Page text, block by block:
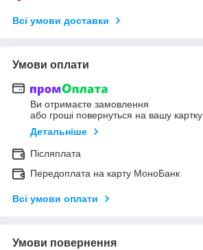
Всі умови доставки
Умови оплати
Ви отримаєте замовлення
або гроші повернуться на вашу картку
Детальніше
Післяплата
Передоплата на карту МоноБанк
Всі умови оплати
Умови повернення